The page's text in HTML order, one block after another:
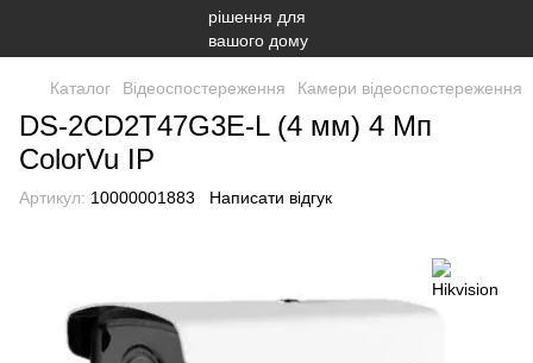
Каталог Відеоспостереження Камери відеоспостереження
DS-2CD2T47G3E-L (4 мм) 4 Мп
ColorVu IP
Артикул: 10000001883 Написати відгук